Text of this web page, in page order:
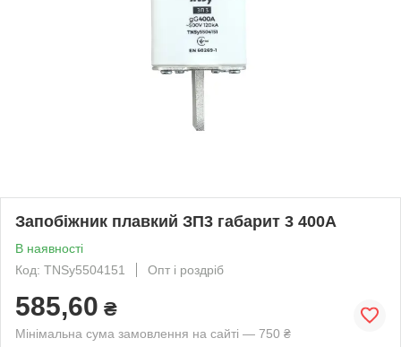
Запобіжник плавкий ЗП3 габарит 3 400А
В наявності
Код: TNSy5504151
Опт і роздріб
585,60 ₴
Мінімальна сума замовлення на сайті — 750 ₴